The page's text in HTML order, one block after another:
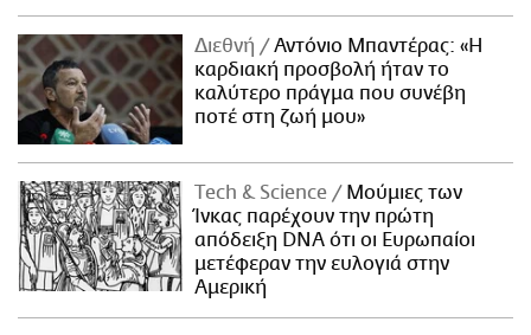
Διεθνή
Αντόνιο Μπαντέρας: «Η
καρδιακή προσβολή ήταν το
καλύτερο πράγμα που συνέβη
ποτέ στη ζωή μου»
Τech & Science
Μούμιες των
Ίνκας παρέχουν την πρώτη
απόδειξη DNA ότι οι Ευρωπαίοι
μετέφεραν την ευλογιά στην
Αμερική